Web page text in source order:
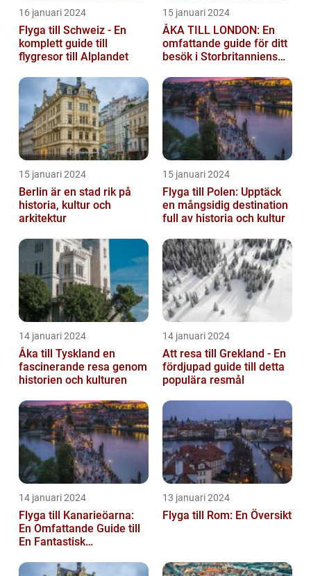
16 januari 2024
Flyga till Schweiz - En
komplett guide till
flygresor till Alplandet
15 januari 2024
ÅKA TILL LONDON: En
omfattande guide för ditt
besök i Storbritanniens
15 januari 2024
Berlin är en stad rik på
historia, kultur och
arkitektur
15 januari 2024
Flyga till Polen: Upptäck
en mångsidig destination
full av historia och kultur
14 januari 2024
Åka till Tyskland en
fascinerande resa genom
historien och kulturen
14 januari 2024
Att resa till Grekland - En
fördjupad guide till detta
populära resmål
14 januari 2024
Flyga till Kanarieöarna:
En Omfattande Guide till
En Fantastisk
13 januari 2024
Flyga till Rom: En Översikt